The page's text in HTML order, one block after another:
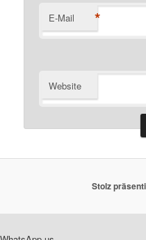
E-Mail *
Website
Stolz